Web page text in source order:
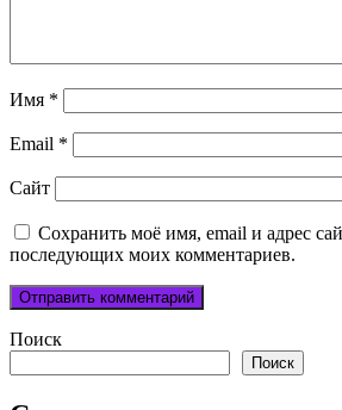
Имя *
Email *
Сайт
Сохранить моё имя, email и адрес
последующих моих комментариев.
Поиск
Поиск